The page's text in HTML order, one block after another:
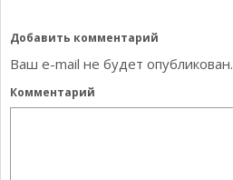
Добавить комментарий
Ваш e-mail не будет опубликован.
Комментарий